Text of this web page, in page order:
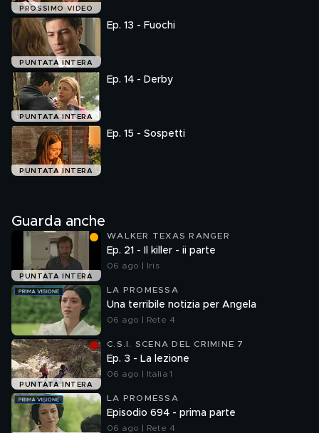
PROSSIMO VIDEO
PUNTATA INTERA
Ep. 13 - Fuochi
PUNTATA INTERA
Ep. 14 - Derby
PUNTATA INTERA
Ep. 15 - Sospetti
Guarda anche
PUNTATA INTERA
WALKER TEXAS RANGER
Ep. 21 - Il killer - ii parte
06 ago | Iris
LA PROMESSA
Una terribile notizia per Angela
06 ago | Rete 4
PUNTATA INTERA
C.S.I. SCENA DEL CRIMINE 7
Ep. 3 - La lezione
06 ago | Italia 1
LA PROMESSA
Episodio 694 - prima parte
06 ago | Rete 4